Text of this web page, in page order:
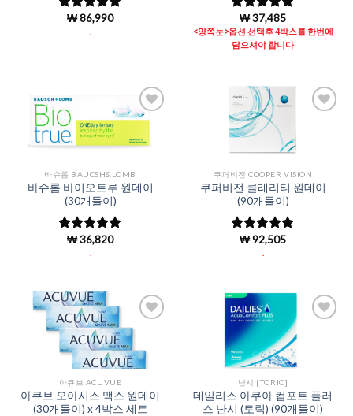
5 중에서
로 평
₩86,990
5 중에서
4.98로 평
가됨
₩37,485
<양쪽눈>옵션 선택후 4박스를 한번에
담으셔야 합니다
Add to
바슈롬 BAUCSH&LOMB
바슈롬 바이오트루 원데이
(30개들이)
5 중에서
로 평
₩36,820
쿠퍼비전 COOPER VISION
쿠퍼비전 클래리티 원데이
(90개들이)
5 중에서
로 평가됨
₩92,505
Add to
아큐브 ACUVUE
아큐브 오아시스 맥스 원데이
(30개들이) x 4박스 세트
난시 [TORIC]
데일리스 아쿠아 컴포트 플러
스 난시 (토릭) (90개들이)